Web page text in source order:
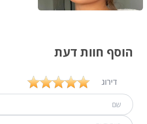
הוסף חוות דעת
דירוג